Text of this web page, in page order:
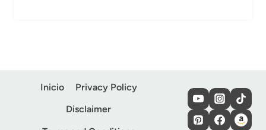
Inicio
Privacy Policy
Disclaimer